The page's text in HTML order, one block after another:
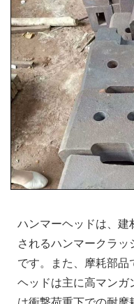
ハンマーヘッドは、建
されるハンマークラッ
です。また、摩耗部品
ヘッドは主に高マンガ